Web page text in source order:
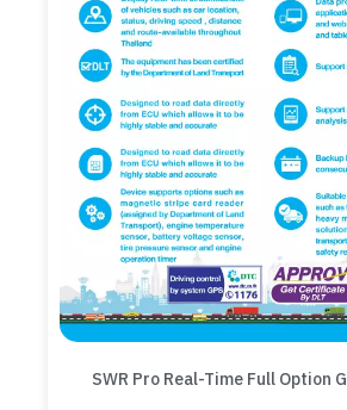
SWR Pro Real-Time Full Option